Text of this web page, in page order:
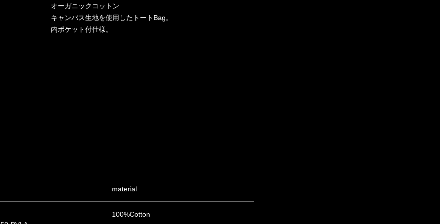
オーガニックコットン
キャンバス生地を使用したトートBag。
内ポケット付仕様。
material
100%Cotton